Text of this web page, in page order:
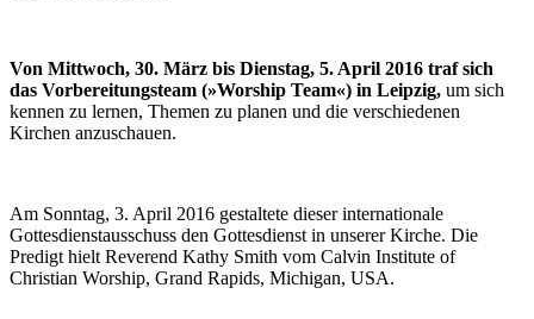
Von Mittwoch, 30. März bis Dienstag, 5. April 2016 traf sich
das Vorbereitungsteam (»Worship Team«) in Leipzig, um sich
kennen zu lernen, Themen zu planen und die verschiedenen
Kirchen anzuschauen.
Am Sonntag, 3. April 2016 gestaltete dieser internationale
Gottesdienstausschuss den Gottesdienst in unserer Kirche. Die
Predigt hielt Reverend Kathy Smith vom Calvin Institute of
Christian Worship, Grand Rapids, Michigan, USA.